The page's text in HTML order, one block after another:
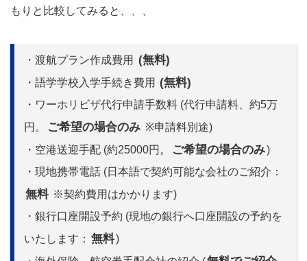
もりと比較してみると、、、
・渡航プラン作成費用 (無料)
・語学学校入学手続き費用 (無料)
・ワーホリビザ代行申請手数料 (代行申請料、約5万
円。
ご希望の場合のみ ※申請料別途)
・空港送迎手配 (約25000円。
ご希望の場合のみ)
・現地携帯電話 (日本語で契約可能な会社のご紹介：
無料 ※契約費用はかかります)
・銀行口座開設予約 (現地の銀行へ口座開設の予約を
いたします： 無料)